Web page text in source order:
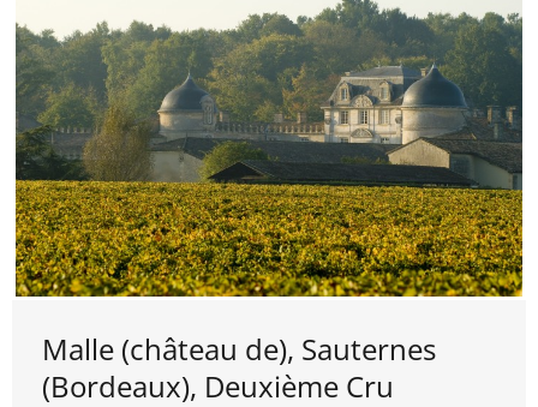
Malle (château de), Sauternes
(Bordeaux), Deuxième Cru